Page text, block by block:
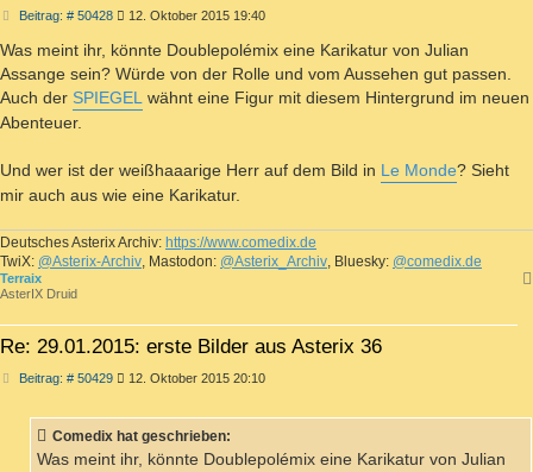
Beitrag: # 50428Beitrag12. Oktober 2015 19:40
Was meint ihr, könnte Doublepolémix eine Karikatur von Julian
Assange sein? Würde von der Rolle und vom Aussehen gut passen.
Auch der SPIEGEL wähnt eine Figur mit diesem Hintergrund im neuen
Abenteuer.
Und wer ist der weißhaaarige Herr auf dem Bild in Le Monde? Sieht
mir auch aus wie eine Karikatur.
Deutsches Asterix Archiv: https://www.comedix.de
TwiX: @Asterix-Archiv, Mastodon: @Asterix_Archiv, Bluesky: @comedix.de
Terraix
AsterIX Druid
Re: 29.01.2015: erste Bilder aus Asterix 36
Beitrag: # 50429Beitrag
12. Oktober 2015 20:10
Comedix hat geschrieben:
Was meint ihr, könnte Doublepolémix eine Karikatur von Julian